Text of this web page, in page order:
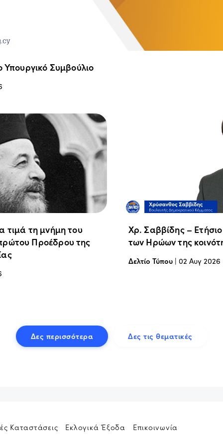
Υπουργικό Συμβούλιο
τιμά τη μνήμη του
Προέδρου της
Χρ. Σαββίδης –
των Ηρώων της
Δελτίο Τύπου| 02 Αυγ 2026
Δες περισσότερα Δες τις θεματικές
Καταστάσεις Εκλογικά Έξοδα Επικοινωνία